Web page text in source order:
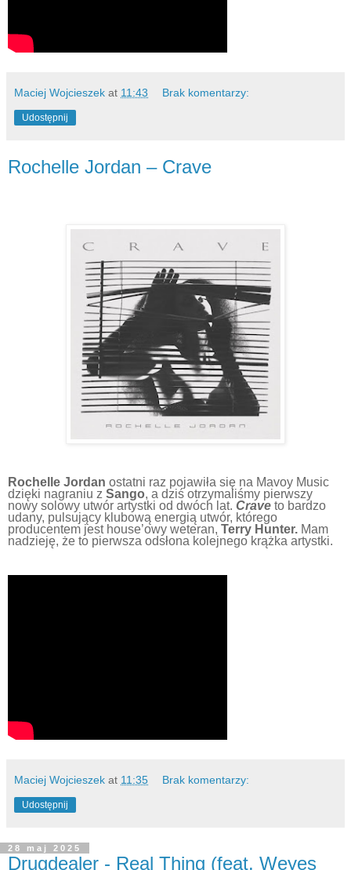
Maciej Wojcieszek at 11:43 Brak komentarzy:
Udostępnij
Rochelle Jordan – Crave
Rochelle Jordan ostatni raz pojawiła się na Mavoy Music
dzięki nagraniu z Sango, a dziś otrzymaliśmy pierwszy
nowy solowy utwór artystki od dwóch lat. Crave to bardzo
udany, pulsujący klubową energią utwór, którego
producentem jest house’owy weteran, Terry Hunter. Mam
nadzieję, że to pierwsza odsłona kolejnego krążka artystki.
Maciej Wojcieszek at 11:35 Brak komentarzy:
Udostępnij
28 maj 2025
Drugdealer - Real Thing (feat. Weyes